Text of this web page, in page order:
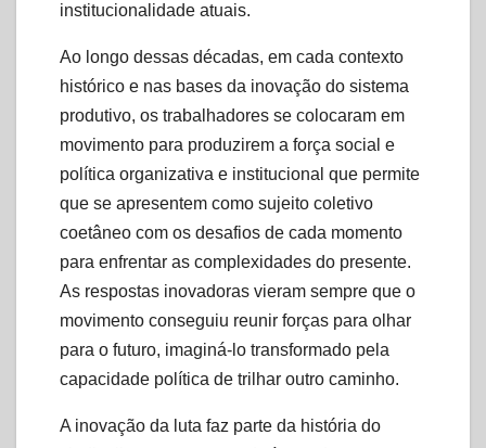
institucionalidade atuais.
Ao longo dessas décadas, em cada contexto
histórico e nas bases da inovação do sistema
produtivo, os trabalhadores se colocaram em
movimento para produzirem a força social e
política organizativa e institucional que permite
que se apresentem como sujeito coletivo
coetâneo com os desafios de cada momento
para enfrentar as complexidades do presente.
As respostas inovadoras vieram sempre que o
movimento conseguiu reunir forças para olhar
para o futuro, imaginá-lo transformado pela
capacidade política de trilhar outro caminho.
A inovação da luta faz parte da história do